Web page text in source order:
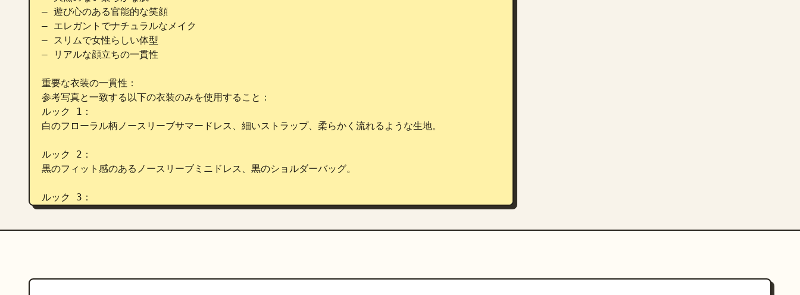
— 遊び心のある官能的な笑顔
— エレガントでナチュラルなメイク
— スリムで女性らしい体型
— リアルな顔立ちの一貫性
重要な衣装の一貫性：
参考写真と一致する以下の衣装のみを使用すること：
ルック 1：
白のフローラル柄ノースリーブサマードレス、細いストラップ、柔らかく流れるような生地。
ルック 2：
黒のフィット感のあるノースリーブミニドレス、黒のショルダーバッグ。
ルック 3：
白のクロップドカーディガン、インナーに白のトップス、ブルージーンズ。
すべての衣装は、リアルな生地の動きと連続性を保ち、物理的に正確であること。